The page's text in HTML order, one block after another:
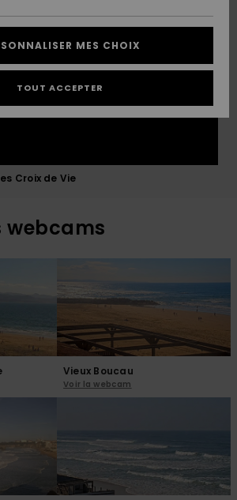
Découvrir
Découvrir
Démarrez
à votre
question.
conversation
fréquentes et
formulaire
de contact.
Consulter
Croix de Vie
webcams
Vieux Boucau
Voir la webcam
MES CHOIX
TOUT ACCEPTER